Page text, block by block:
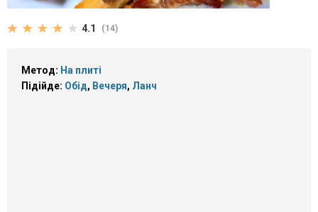
4.1 (14)
Метод: На плиті
Підійде: Обід, Вечеря, Ланч